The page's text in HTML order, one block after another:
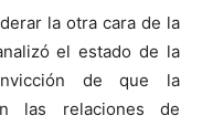
la otra cara de la
el estado de la
de que la
las relaciones de